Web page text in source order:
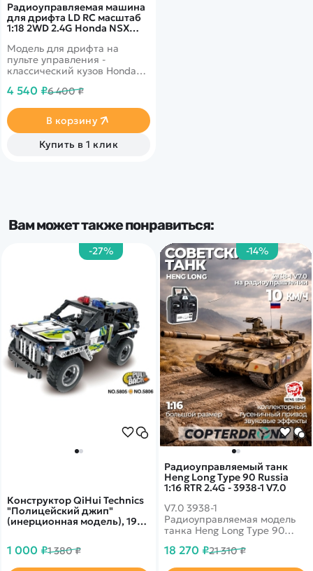
Радиоуправляемая машина
для дрифта LD RC масштаб
1:18 2WD 2.4G Honda NSX
Модель для дрифта на
пульте управления -
классический кузов Honda
детализацию. В комплекте 2
типов поверхностей. Задний
привод 2WD с мощным
коллекторным мотором.
Поднимающиеся фары со
4 540 ₽6 400 ₽
В корзину
Купить в 1 клик
Вам может также понравиться:
-14%
Радиоуправляемый танк
Heng Long Type 90 Russia
1:16 RTR 2.4G - 3938-1 V7.0
V7.0 3938-1
Радиоуправляемая модель
танка Heng Long Type 90
одноименной боевой
18 270 ₽21 310 ₽
-27%
Конструктор QiHui Technics
"Полицейский джип"
(инерционная модель), 199
1 000 ₽1 380 ₽